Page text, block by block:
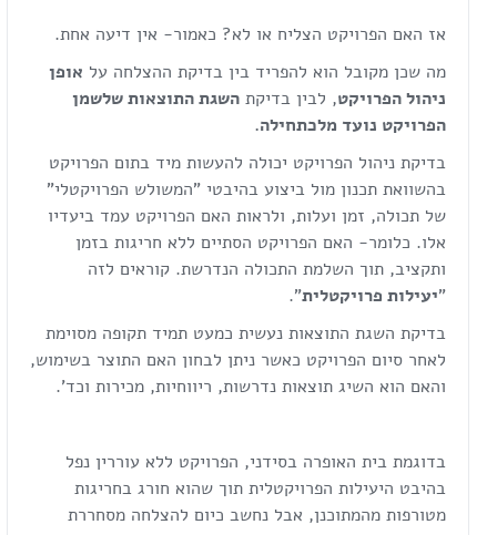
אז האם הפרויקט הצליח או לא? כאמור- אין דיעה אחת.
מה שכן מקובל הוא להפריד בין בדיקת ההצלחה על אופן
ניהול הפרויקט, לבין בדיקת השגת התוצאות שלשמן
הפרויקט נועד מלכתחילה.
בדיקת ניהול הפרויקט יכולה להעשות מיד בתום הפרויקט
בהשוואת תכנון מול ביצוע בהיבטי "המשולש הפרויקטלי"
של תכולה, זמן ועלות, ולראות האם הפרויקט עמד ביעדיו
אלו. כלומר- האם הפרויקט הסתיים ללא חריגות בזמן
ותקציב, תוך השלמת התכולה הנדרשת. קוראים לזה
"יעילות פרויקטלית".
בדיקת השגת התוצאות נעשית כמעט תמיד תקופה מסוימת
לאחר סיום הפרויקט כאשר ניתן לבחון האם התוצר בשימוש,
והאם הוא השיג תוצאות נדרשות, ריווחיות, מכירות וכד'.
בדוגמת בית האופרה בסידני, הפרויקט ללא עוררין נפל
בהיבט היעילות הפרויקטלית תוך שהוא חורג בחריגות
מטורפות מהמתוכנן, אבל נחשב כיום להצלחה מסחררת